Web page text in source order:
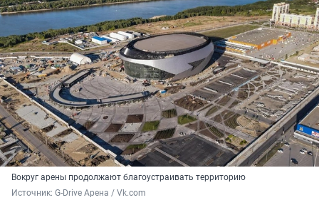
Вокруг арены продолжают благоустраивать территорию
Источник: G-Drive Арена / Vk.com